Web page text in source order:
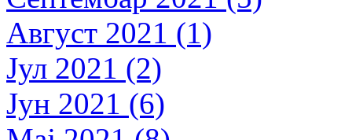
Август 2021 (1)
Јул 2021 (2)
Јун 2021 (6)